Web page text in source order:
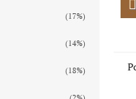
(17%)
(14%)
(18%)